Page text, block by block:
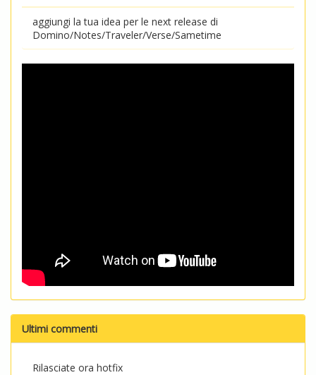
aggiungi la tua idea per le next release di
Domino/Notes/Traveler/Verse/Sametime
Ultimi commenti
Rilasciate ora hotfix